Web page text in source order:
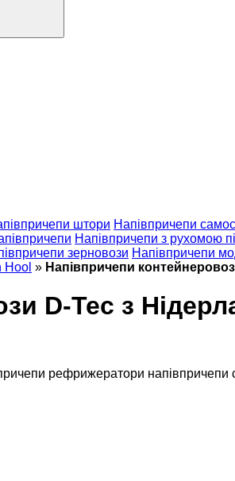
штори Напівпричепи
Напівпричепи з рухомою
зерновози Напівпричепи
Hool » Напівпричепи
D-Tec з
рефрижератори напівпричепи